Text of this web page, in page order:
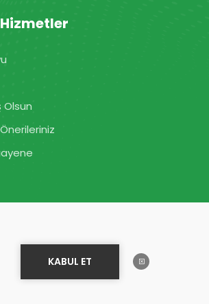
KABUL ET
Olsun